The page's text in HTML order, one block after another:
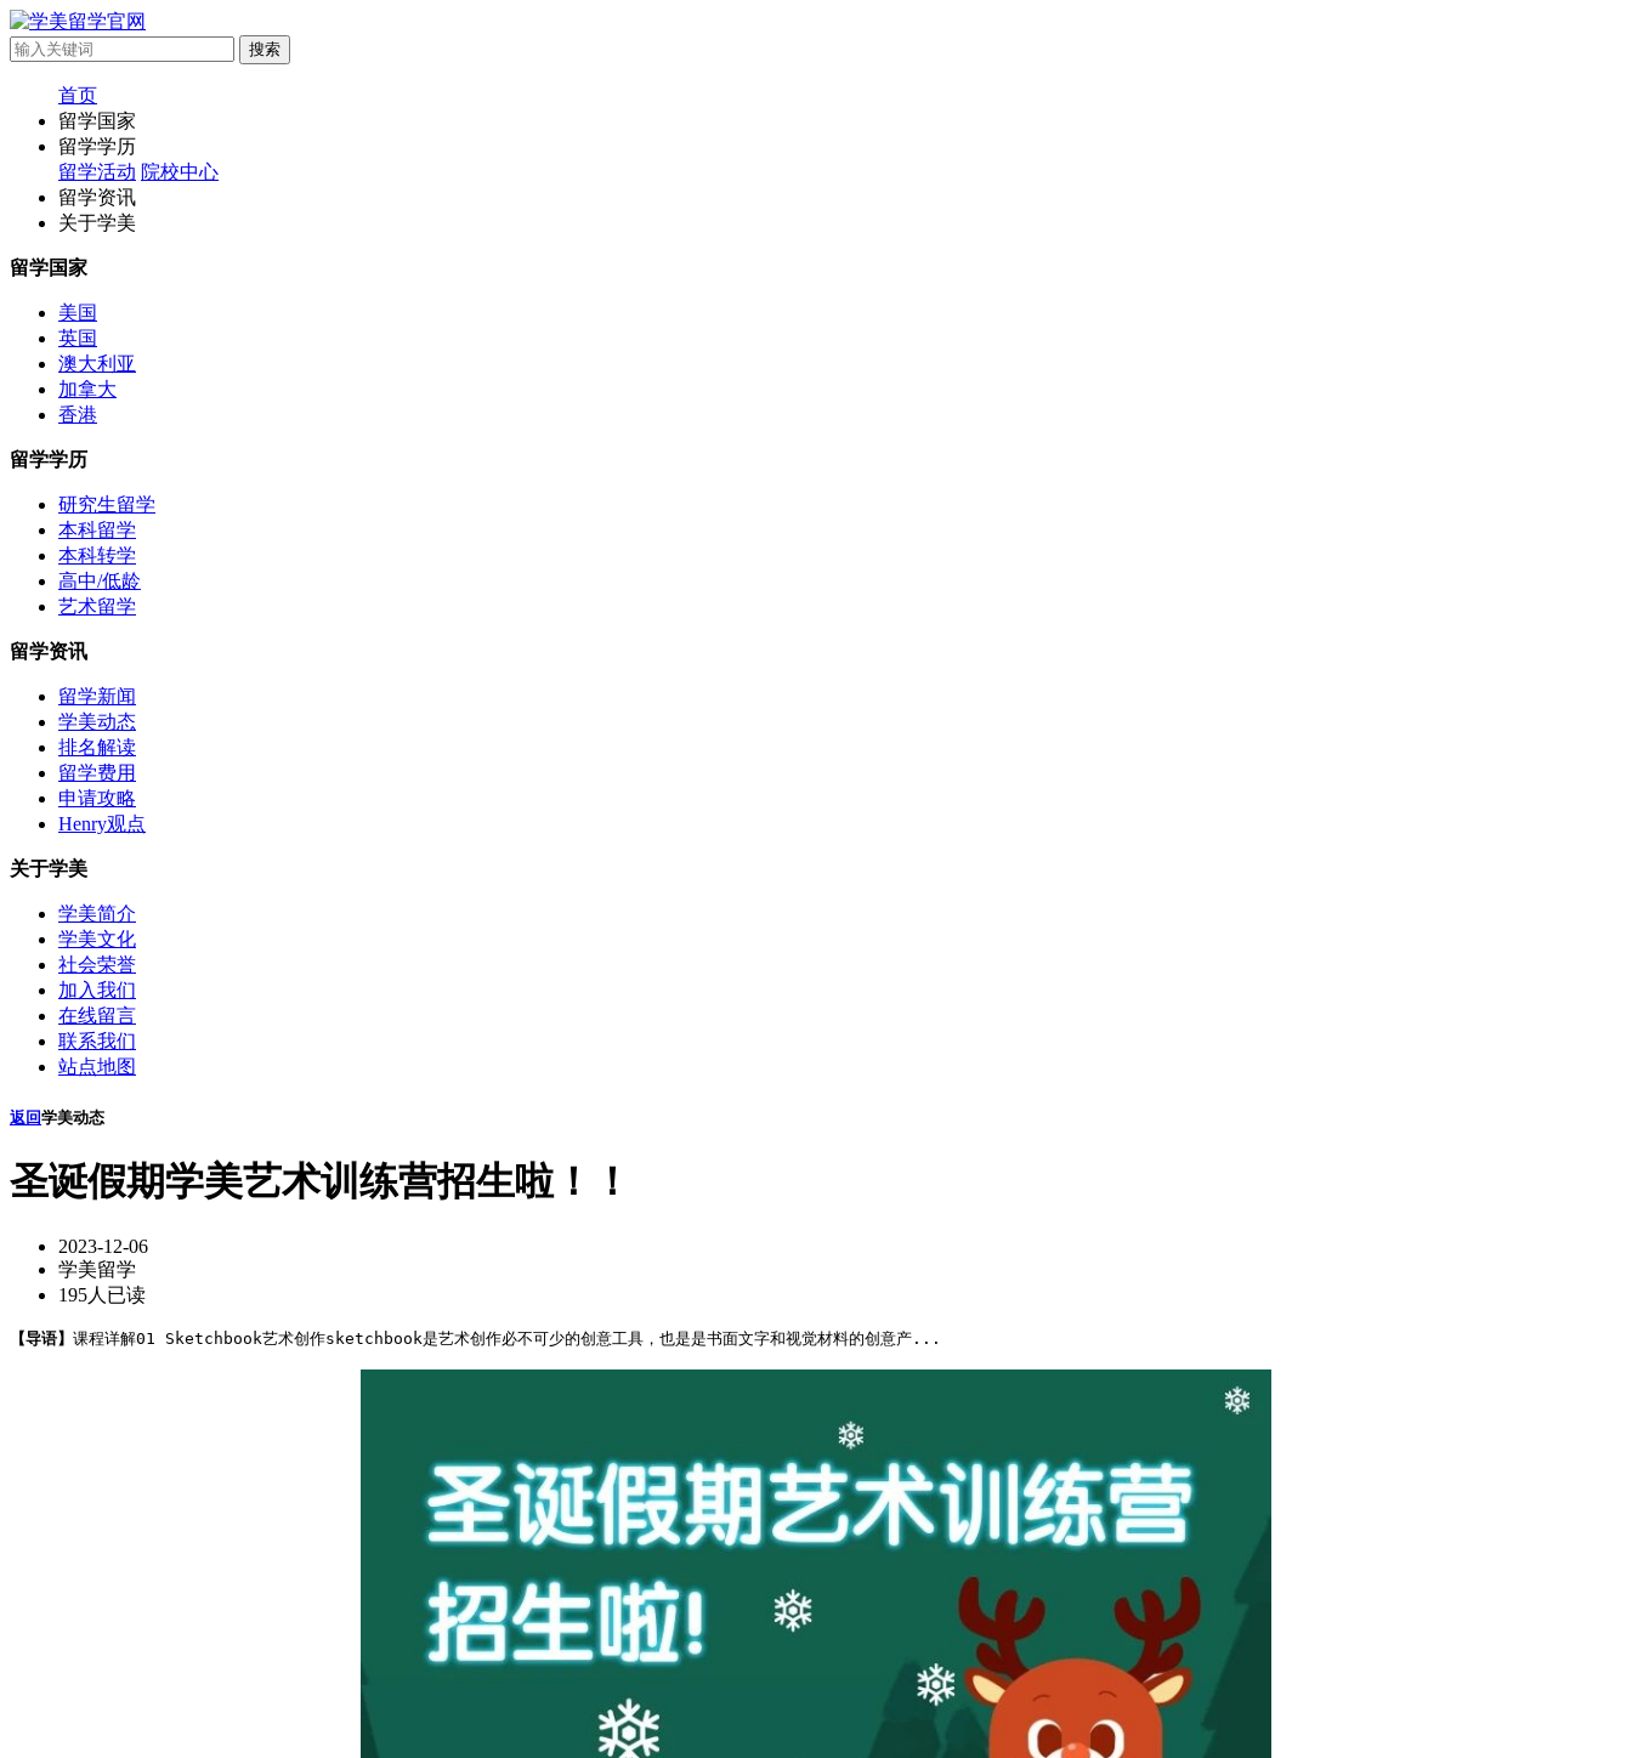
首页
留学国家
留学学历
留学活动 院校中心
留学资讯
关于学美
留学国家
美国
英国
澳大利亚
加拿大
香港
留学学历
研究生留学
本科留学
本科转学
高中/低龄
艺术留学
留学资讯
留学新闻
学美动态
排名解读
留学费用
申请攻略
Henry观点
关于学美
学美简介
学美文化
社会荣誉
加入我们
在线留言
联系我们
站点地图
返回学美动态
圣诞假期学美艺术训练营招生啦！！
2023-12-06
学美留学
195人已读
【导语】 课程详解01 Sketchbook艺术创作sketchbook是艺术创作必不可少的创意工具，也是是书面文字和视觉材料的创意产...